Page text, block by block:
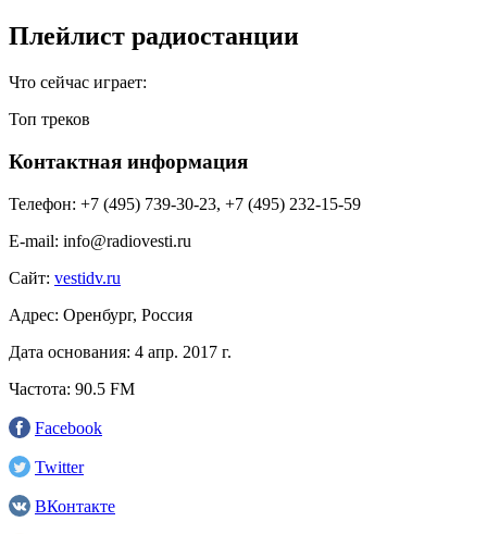
Плейлист радиостанции
Что сейчас играет:
Топ треков
Контактная информация
Телефон: +7 (495) 739-30-23, +7 (495) 232-15-59
E-mail: info@radiovesti.ru
Сайт: vestidv.ru
Адрес: Оренбург, Россия
Дата основания: 4 апр. 2017 г.
Частота: 90.5 FM
Facebook
Twitter
ВКонтакте